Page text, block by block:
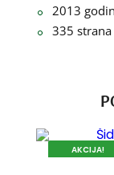
2013
335 strana
AKCIJA!